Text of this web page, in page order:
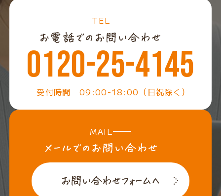
TEL
0120-25-4145
受付時間 09:00-18:00（日祝除く）
MAIL